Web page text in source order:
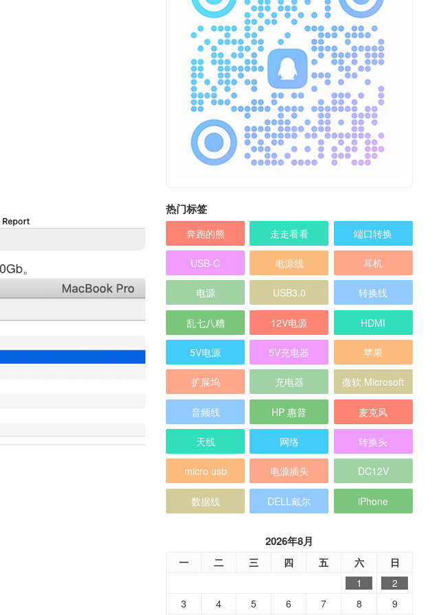
。
热门标签
奔跑的熊 走走看看 端口转换
USB-C 电源线 耳机
电源 USB3.0 转换线
乱七八糟 12V电源 HDMI
5V电源 5V充电器 苹果
扩展坞 充电器 微软 Microsoft
音频线 HP 惠普 麦克风
天线 网络 转换头
micro usb 电源插头 DC12V
数据线 DELL戴尔 iPhone
2026年8月
一 二 三 四 五 六
日
1
2
3
4 5 6 7 8 9